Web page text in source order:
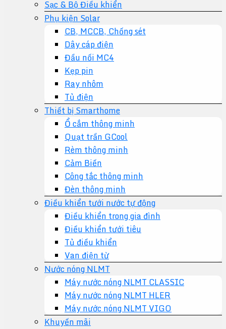
Sạc & Bộ Điều khiển
Phụ kiện Solar
CB, MCCB, Chống sét
Dây cáp điện
Đầu nối MC4
Kẹp pin
Ray nhôm
Tủ điện
Thiết bị Smarthome
Ổ cắm thông minh
Quạt trần GCool
Rèm thông minh
Cảm Biến
Công tắc thông minh
Đèn thông minh
Điều khiển tưới nước tự động
Điều khiển trong gia đình
Điều khiển tưới tiêu
Tủ điều khiển
Van điện từ
Nước nóng NLMT
Máy nước nóng NLMT CLASSIC
Máy nước nóng NLMT HLER
Máy nước nóng NLMT VIGO
Khuyến mãi